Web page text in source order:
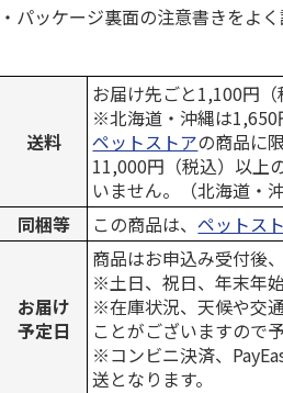
・パッケージ裏面の注意書きをよ
送料
お届け先ごと1,100円（
※北海道・沖縄は1,650
ペットストアの商品に
11,000円（税込）以上
いません。（北海道・
同梱等
この商品は、ペットス
お届け
予定日
商品はお申込み受付後
※土日、祝日、年末年
※在庫状況、天候や交
ことがございますので
※コンビニ決済、
送となります。